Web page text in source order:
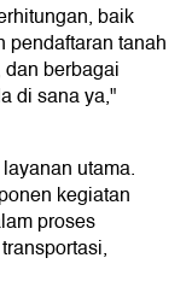
baik
pendaftaran tanah
berbagai
di sana ya,"
utama.
kegiatan
proses